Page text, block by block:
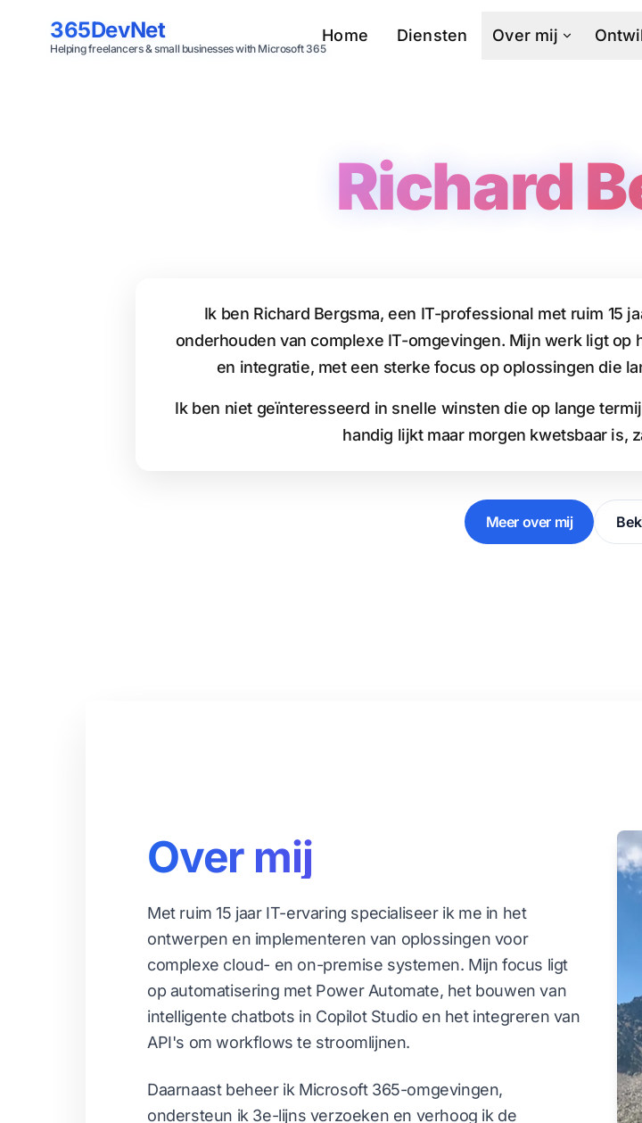
365DevNet
Helping freelancers & small businesses with Microsoft 365
Home Diensten Over mij
Richard
Ik ben Richard Bergsma, een IT-professional met ruim 15
onderhouden van complexe IT-omgevingen. Mijn werk ligt
en integratie, met een sterke focus op oplossingen die
Ik ben niet geïnteresseerd in snelle winsten die op lange
handig lijkt maar morgen kwetsbaar is,
Meer over mij
Over mij
Met ruim 15 jaar IT-ervaring specialiseer ik me in het
ontwerpen en implementeren van oplossingen voor
complexe cloud- en on-premise systemen. Mijn focus ligt
op automatisering met Power Automate, het bouwen van
intelligente chatbots in Copilot Studio en het integreren van
API's om workflows te stroomlijnen.
Daarnaast beheer ik Microsoft 365-omgevingen,
ondersteun ik 3e-lijns verzoeken en verhoog ik de